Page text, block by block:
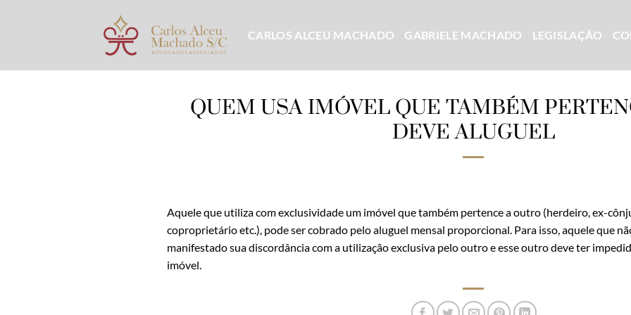
CARLOS ALCEU MACHADO GABRIELE MACHADO LEGISLAÇÃO
QUEM USA IMÓVEL QUE TAMBÉM
DEVE ALUGUEL
Aquele que utiliza com exclusividade um imóvel que também pertence a outro (herdeiro, ex-
coproprietário etc.), pode ser cobrado pelo aluguel mensal proporcional. Para isso, aquele que
manifestado sua discordância com a utilização exclusiva pelo outro e esse outro deve ter
imóvel.